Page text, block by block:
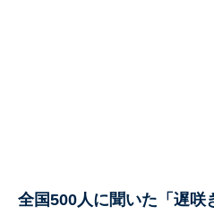
全国500人に聞いた「遅咲